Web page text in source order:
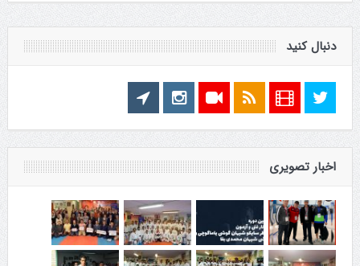
دنبال کنید
اخبار تصویری